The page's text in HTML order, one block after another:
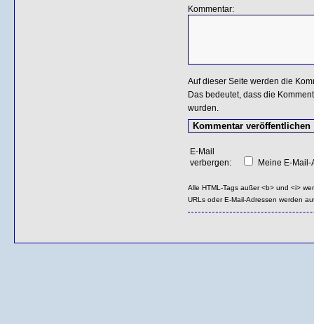
Kommentar:
Auf dieser Seite werden die
Das bedeutet, dass die
wurden.
E-Mail
verbergen:
Meine E-
Alle HTML-Tags außer <b> und <i>
URLs oder E-Mail-Adressen werden